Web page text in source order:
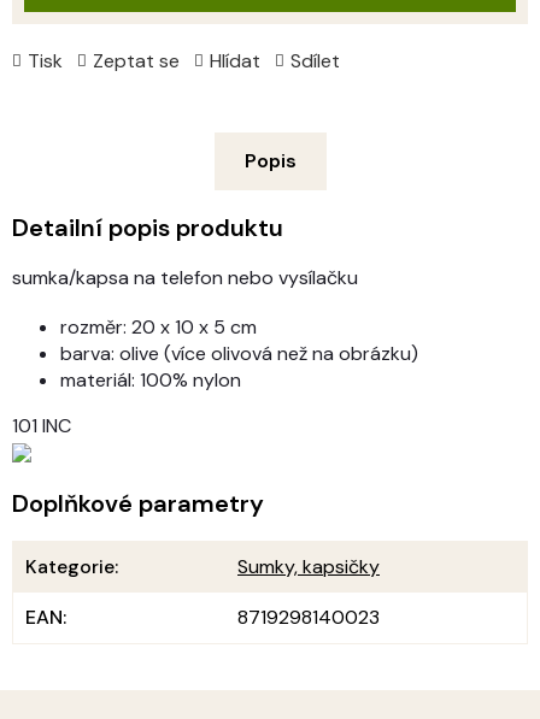
Tisk Zeptat se Hlídat Sdílet
Popis
Detailní popis produktu
sumka/kapsa na telefon nebo vysílačku
rozměr: 20 x 10 x 5 cm
barva: olive (více olivová než na obrázku)
materiál: 100% nylon
101 INC
Doplňkové parametry
Kategorie:
Sumky, kapsičky
EAN: 8719298140023